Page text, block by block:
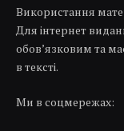
Використання
Для інтернет
обов’язковим та
в тексті.
Ми в соцмережах: